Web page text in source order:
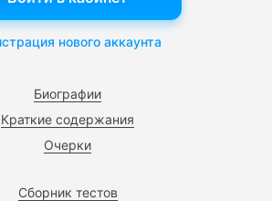
Биографии
Краткие содержания
Очерки
Сборник тестов
нового аккаунта